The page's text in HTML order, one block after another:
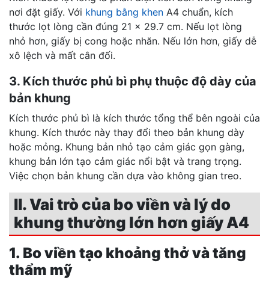
nơi đặt giấy. Với khung bằng khen A4 chuẩn, kích
thước lọt lòng cần đúng 21 x 29.7 cm. Nếu lọt lòng
nhỏ hơn, giấy bị cong hoặc nhăn. Nếu lớn hơn, giấy dễ
xô lệch và mất cân đối.
3. Kích thước phủ bì phụ thuộc độ dày của
bản khung
Kích thước phủ bì là kích thước tổng thể bên ngoài của
khung. Kích thước này thay đổi theo bản khung dày
hoặc mỏng. Khung bản nhỏ tạo cảm giác gọn gàng,
khung bản lớn tạo cảm giác nổi bật và trang trọng.
Việc chọn bản khung cần dựa vào không gian treo.
II. Vai trò của bo viền và lý do
khung thường lớn hơn giấy A4
1. Bo viền tạo khoảng thở và tăng
thẩm mỹ